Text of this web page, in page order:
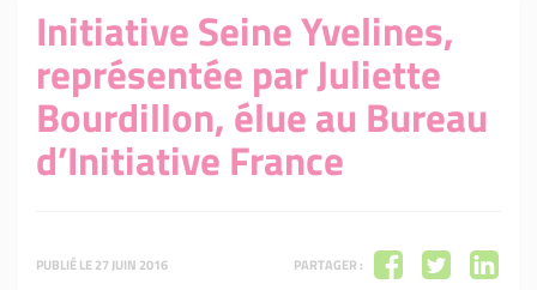
Initiative Seine Yvelines,
représentée par Juliette
Bourdillon, élue au Bureau
d’Initiative France
PUBLIÉ LE 27 JUIN 2016 PARTAGER :